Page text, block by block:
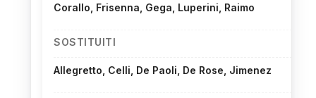
Corallo, Frisenna, Gega, Luperini, Raimo
SOSTITUITI
Allegretto, Celli, De Paoli, De Rose, Jimenez